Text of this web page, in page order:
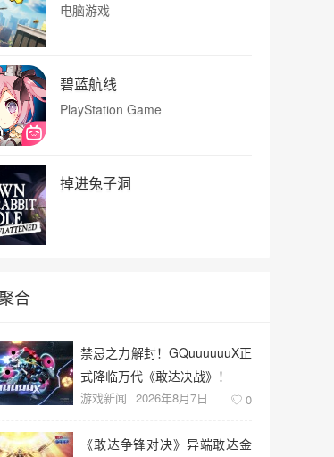
电脑游戏
碧蓝航线
PlayStation Game
掉进兔子洞
合
禁忌之力解封！GQuuuuuuX正
式降临万代《敢达决战》！
游戏新闻 2026年8月7日 0
《敢达争锋对决》异端敢达金